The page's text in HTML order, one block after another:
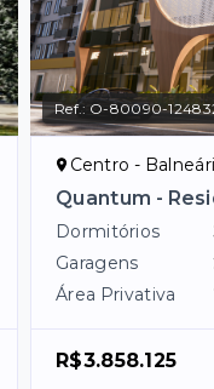
Ref.: O-80090-
Centro -
Quantum -
Dormitórios
Garagens
Área Privativa
R$3.858.125